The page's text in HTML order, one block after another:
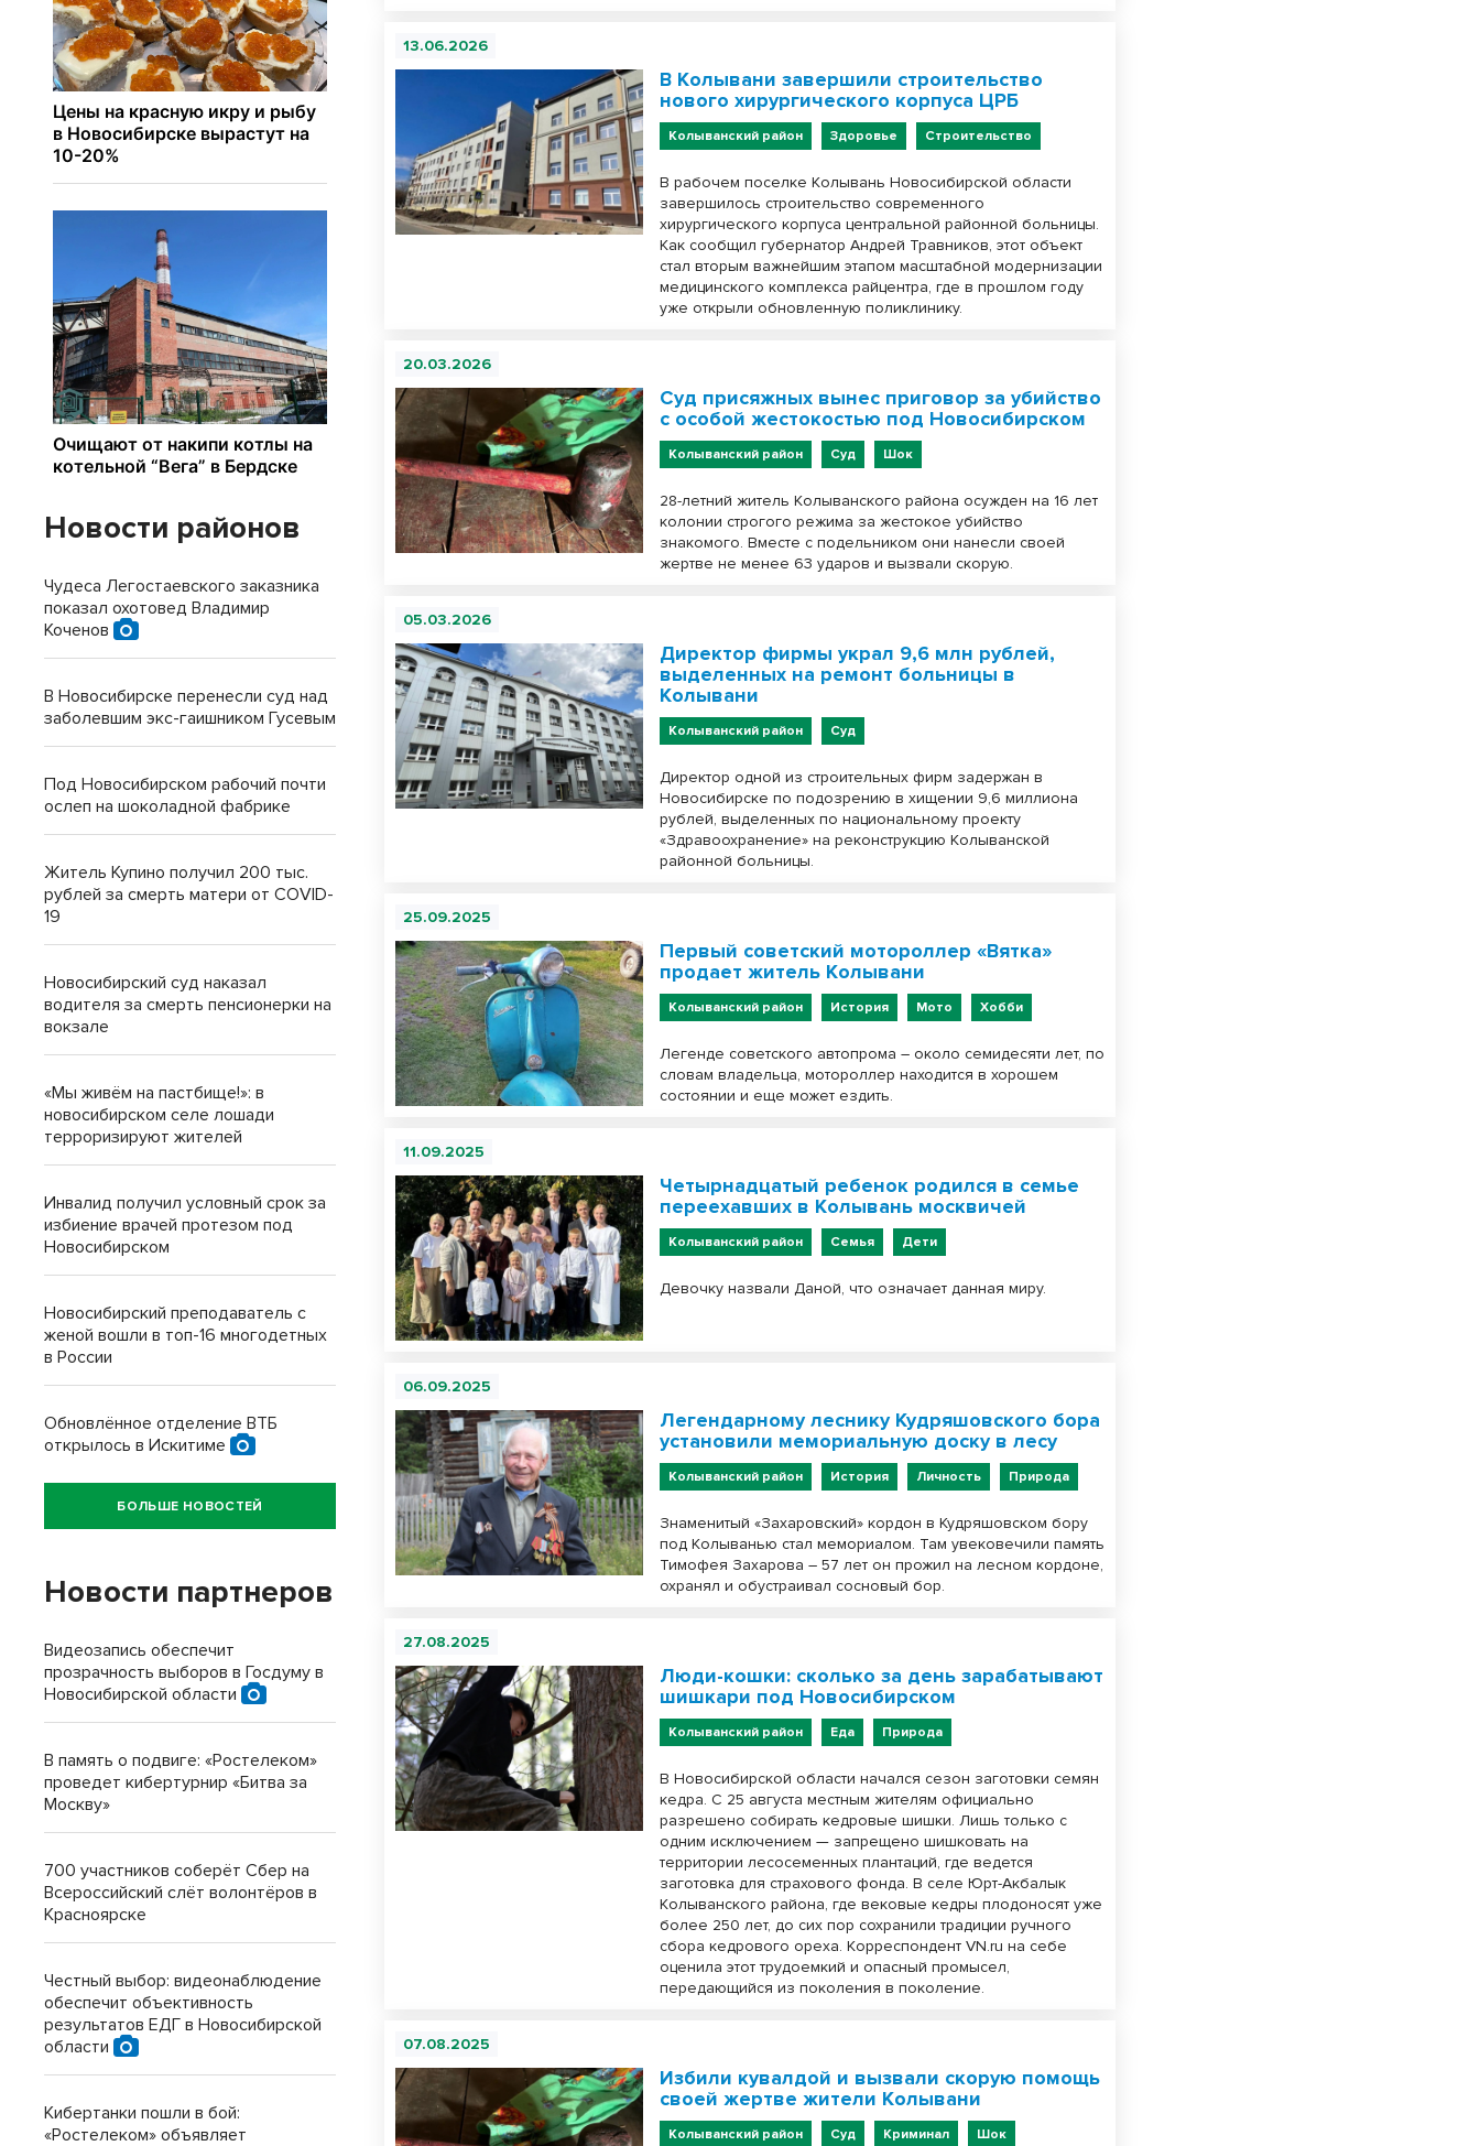
13.06.2026
В Колывани завершили строительство
нового хирургического корпуса ЦРБ
Колыванский район Здоровье Строительство
В рабочем поселке Колывань Новосибирской области
завершилось строительство современного
хирургического корпуса центральной районной больницы.
Как сообщил губернатор Андрей Травников, этот объект
стал вторым важнейшим этапом масштабной модернизации
медицинского комплекса райцентра, где в прошлом году
уже открыли обновленную поликлинику.
20.03.2026
Суд присяжных вынес приговор за убийство
с особой жестокостью под Новосибирском
Колыванский район Суд Шок
28-летний житель Колыванского района осужден на 16 лет
колонии строгого режима за жестокое убийство
знакомого. Вместе с подельником они нанесли своей
жертве не менее 63 ударов и вызвали скорую.
05.03.2026
Директор фирмы украл 9,6 млн рублей,
выделенных на ремонт больницы в
Колывани
Колыванский район Суд
Директор одной из строительных фирм задержан в
Новосибирске по подозрению в хищении 9,6 миллиона
рублей, выделенных по национальному проекту
«Здравоохранение» на реконструкцию Колыванской
районной больницы.
25.09.2025
Первый советский мотороллер «Вятка»
продает житель Колывани
Колыванский район История Мото Хобби
Легенде советского автопрома – около семидесяти лет, по
словам владельца, мотороллер находится в хорошем
состоянии и еще может ездить.
11.09.2025
Четырнадцатый ребенок родился в семье
переехавших в Колывань москвичей
Колыванский район Семья Дети
Девочку назвали Даной, что означает данная миру.
06.09.2025
Легендарному леснику Кудряшовского бора
установили мемориальную доску в лесу
Колыванский район История Личность Природа
Знаменитый «Захаровский» кордон в Кудряшовском бору
под Колыванью стал мемориалом. Там увековечили память
Тимофея Захарова – 57 лет он прожил на лесном кордоне,
охранял и обустраивал сосновый бор.
27.08.2025
Люди-кошки: сколько за день зарабатывают
шишкари под Новосибирском
Колыванский район Еда Природа
В Новосибирской области начался сезон заготовки семян
кедра. С 25 августа местным жителям официально
разрешено собирать кедровые шишки. Лишь только с
одним исключением — запрещено шишковать на
территории лесосеменных плантаций, где ведется
заготовка для страхового фонда. В селе Юрт-Акбалык
Колыванского района, где вековые кедры плодоносят уже
более 250 лет, до сих пор сохранили традиции ручного
сбора кедрового ореха. Корреспондент VN.ru на себе
оценила этот трудоемкий и опасный промысел,
передающийся из поколения в поколение.
07.08.2025
Избили кувалдой и вызвали скорую помощь
своей жертве жители Колывани
Колыванский район Суд Криминал Шок
Новости районов
Чудеса Легостаевского заказника
показал охотовед Владимир
Коченов
В Новосибирске перенесли суд над
заболевшим экс-гаишником Гусевым
Под Новосибирском рабочий почти
ослеп на шоколадной фабрике
Житель Купино получил 200 тыс.
рублей за смерть матери от COVID-
19
Новосибирский суд наказал
водителя за смерть пенсионерки на
вокзале
«Мы живём на пастбище!»: в
новосибирском селе лошади
терроризируют жителей
Инвалид получил условный срок за
избиение врачей протезом под
Новосибирском
Новосибирский преподаватель с
женой вошли в топ-16 многодетных
в России
Обновлённое отделение ВТБ
открылось в Искитиме
БОЛЬШЕ НОВОСТЕЙ
Новости партнеров
Видеозапись обеспечит
прозрачность выборов в Госдуму в
Новосибирской области
В память о подвиге: «Ростелеком»
проведет кибертурнир «Битва за
Москву»
700 участников соберёт Сбер на
Всероссийский слёт волонтёров в
Красноярске
Честный выбор: видеонаблюдение
обеспечит объективность
результатов ЕДГ в Новосибирской
области
Кибертанки пошли в бой:
«Ростелеком» объявляет